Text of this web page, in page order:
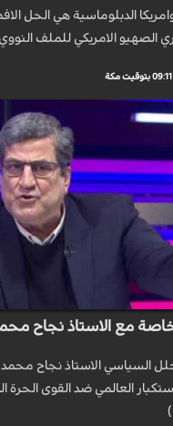
وامريكا الدبلوماسية هي الحل
الامريكي للملف النووي
خاصة مع الاستاذ نجاح
السياسي الاستاذ نجاح
العالمي ضد القوى الحرة